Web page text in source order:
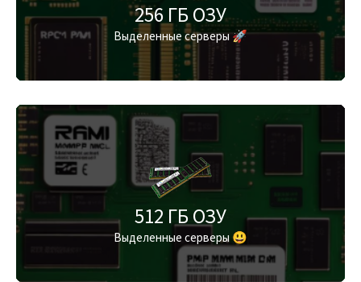
256 ГБ ОЗУ
Выделенные серверы 🚀
512 ГБ ОЗУ
Выделенные серверы 😃